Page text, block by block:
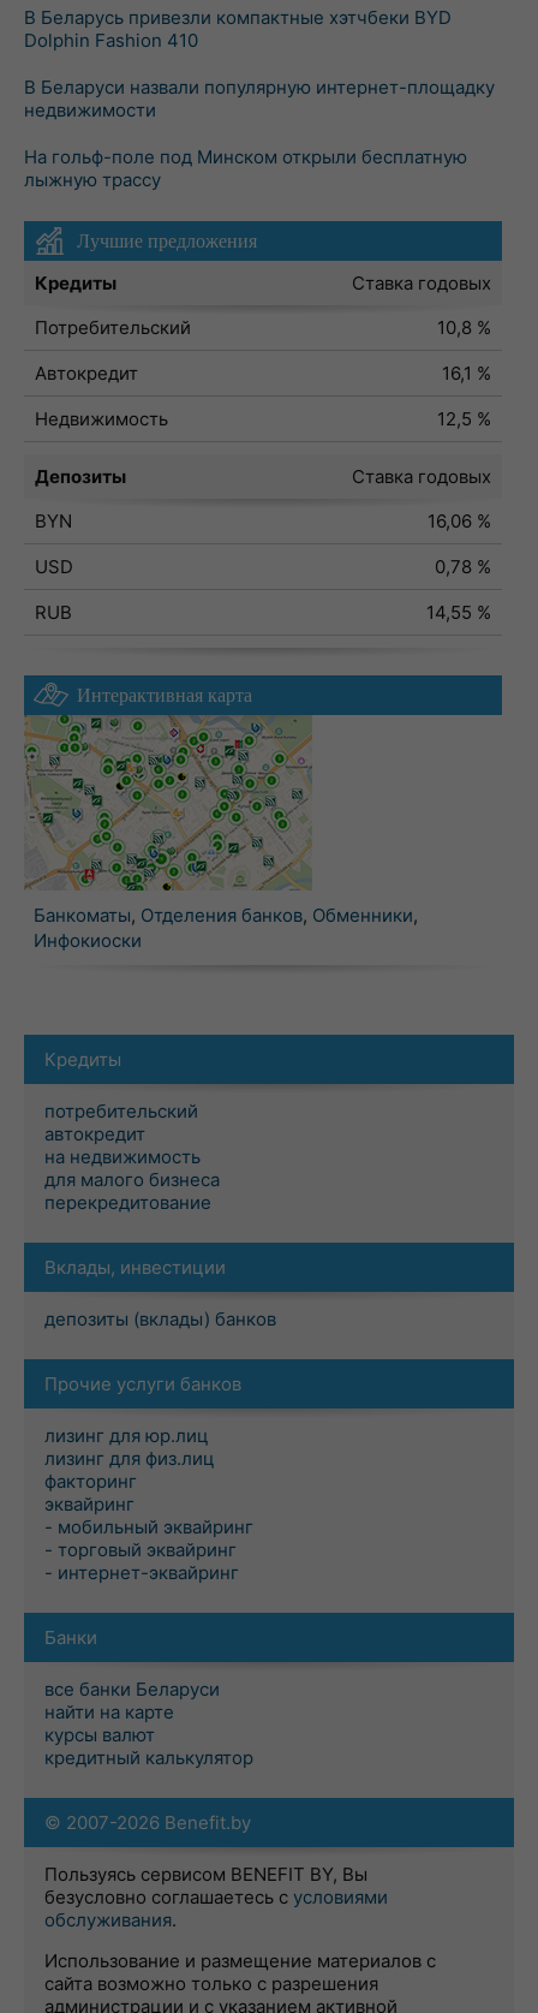
В Беларусь привезли компактные хэтчбеки BYD
Dolphin Fashion 410
В Беларуси назвали популярную интернет-площадку
недвижимости
На гольф-поле под Минском открыли бесплатную
лыжную трассу
Лучшие предложения
Кредиты
Ставка годовых
Потребительский
10,8 %
Автокредит
16,1 %
Недвижимость
12,5 %
Депозиты
Ставка годовых
BYN
16,06 %
USD
0,78 %
RUB
14,55 %
Интерактивная карта
Банкоматы, Отделения банков, Обменники,
Инфокиоски
Кредиты
потребительский
автокредит
на недвижимость
для малого бизнеса
перекредитование
Вклады, инвестиции
депозиты (вклады) банков
Прочие услуги банков
лизинг для юр.лиц
лизинг для физ.лиц
факторинг
эквайринг
- мобильный эквайринг
- торговый эквайринг
- интернет-эквайринг
Банки
все банки Беларуси
найти на карте
курсы валют
кредитный калькулятор
© 2007-2026 Benefit.by
Пользуясь сервисом BENEFIT BY, Вы
безусловно соглашаетесь с условиями
обслуживания.
Использование и размещение материалов с
сайта возможно только с разрешения
администрации и с указанием активной